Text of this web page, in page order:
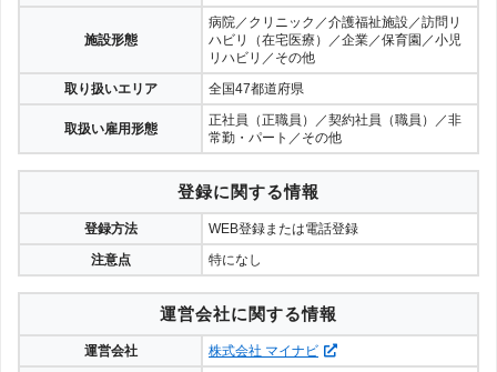
施設形態
病院／クリニック／介護福祉施設／訪問リ
ハビリ（在宅医療）／企業／保育園／小児
リハビリ／その他
取り扱いエリア
全国47都道府県
取扱い雇用形態
正社員（正職員）／契約社員（職員）／非
常勤・パート／その他
登録に関する情報
登録方法
WEB登録または電話登録
注意点
特になし
運営会社に関する情報
運営会社
株式会社 マイナビ